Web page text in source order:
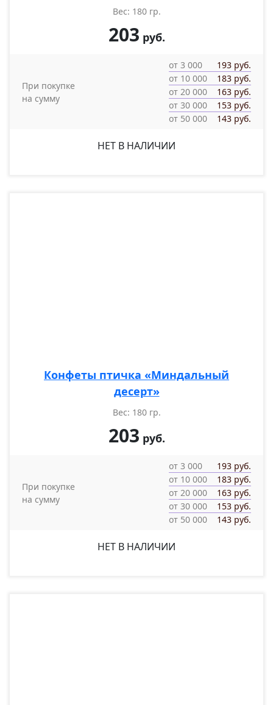
Вес: 180 гр.
203 руб.
При покупке
на сумму
от 3 000
193 руб.
от 10 000
183 руб.
от 20 000
163 руб.
от 30 000
153 руб.
от 50 000
143 руб.
НЕТ В НАЛИЧИИ
Конфеты птичка «Миндальный
десерт»
Вес: 180 гр.
203 руб.
При покупке
на сумму
от 3 000
193 руб.
от 10 000
183 руб.
от 20 000
163 руб.
от 30 000
153 руб.
от 50 000
143 руб.
НЕТ В НАЛИЧИИ